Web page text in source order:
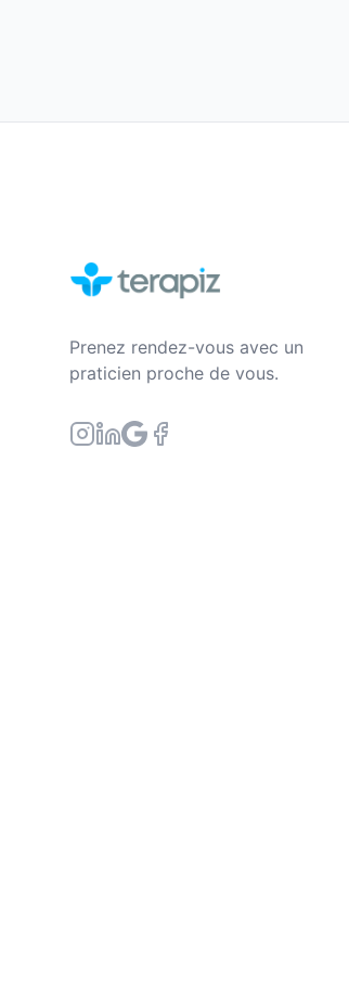
Prenez rendez-vous avec un
praticien proche de vous.